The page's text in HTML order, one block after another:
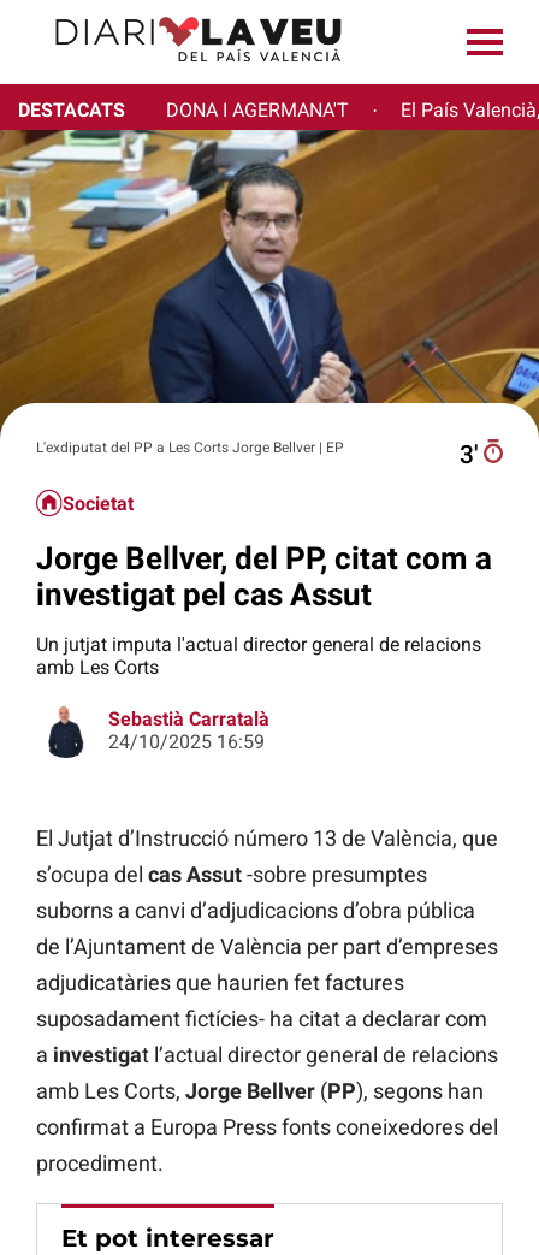
DESTACATS DONA I AGERMANA'T · El País
L'exdiputat del PP a Les Corts Jorge Bellver | EP 3′
Societat
Jorge Bellver, del PP, citat com a
investigat pel cas Assut
Un jutjat imputa l'actual director general de relacions
amb Les Corts
Sebastià Carratalà
24/10/2025 16:59
El Jutjat d’Instrucció número 13 de València, que
s’ocupa del cas Assut-sobre presumptes
suborns a canvi d’adjudicacions d’obra pública
de l’Ajuntament de València per part d’empreses
adjudicatàries que haurien fet factures
suposadament fictícies- ha citat a declarar com
a investigat l’actual director general de relacions
amb Les Corts, Jorge Bellver (PP), segons han
confirmat a Europa Press fonts coneixedores del
procediment.
Et pot interessar